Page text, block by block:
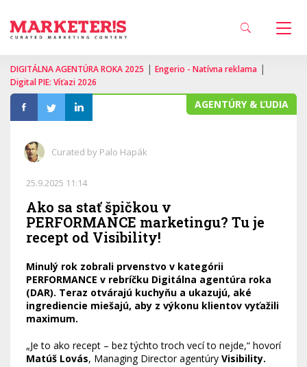
DIGITÁLNA AGENTÚRA ROKA 2025 | Engerio - Natívna reklama |
Digital PIE: Víťazi 2026
AGENTÚRY & ĽUDIA
Curated by Palo Hapák
25.9.2025 11:14
Ako sa stať špičkou v
PERFORMANCE marketingu? Tu je
recept od Visibility!
Minulý rok zobrali prvenstvo v kategórii
PERFORMANCE v rebríčku Digitálna agentúra roka
(DAR). Teraz otvárajú kuchyňu a ukazujú, aké
ingrediencie miešajú, aby z výkonu klientov vyťažili
maximum.
„Je to ako recept – bez týchto troch vecí to nejde,“ hovorí
Matúš Lovás, Managing Director agentúry Visibility.